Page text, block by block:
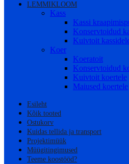
LEMMIKLOOM
Kass
Kassi
Konservtoidud
Kuivtoit
Koer
Koeratoit
Konservtoidud
Kuivtoit koertele
Maiused koertele
Esileht
Kõik tooted
Ostukorv
Kuidas tellida ja transport
Projektimüük
Müügitingimused
Teeme koostööd?